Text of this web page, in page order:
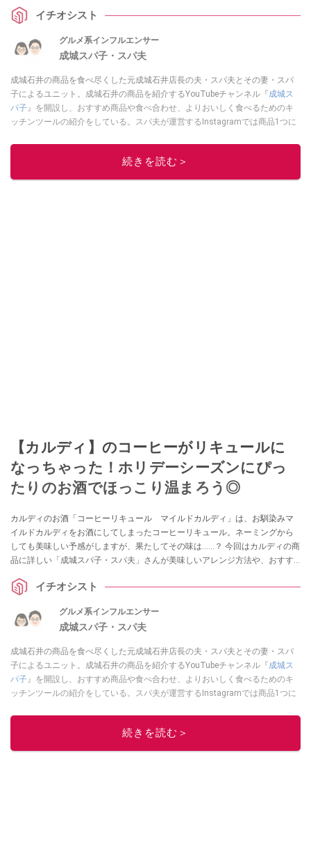
さんが紹介してくれました。
イチオシスト
グルメ系インフルエンサー
成城スパ子・スパ夫
成城石井の商品を食べ尽くした元成城石井店長の夫・スパ夫とその妻・スパ
子によるユニット。成城石井の商品を紹介するYouTubeチャンネル『成城ス
パ子』を開設し、おすすめ商品や食べ合わせ、よりおいしく食べるためのキ
ッチンツールの紹介をしている。スパ夫が運営するInstagramでは商品1つに
ィープな魅力を発信している。
続きを読む＞
【カルディ】のコーヒーがリキュールに
なっちゃった！ホリデーシーズンにぴっ
たりのお酒でほっこり温まろう◎
カルディのお酒「コーヒーリキュール マイルドカルディ」は、お馴染みマ
イルドカルディをお酒にしてしまったコーヒーリキュール。ネーミングから
しても美味しい予感がしますが、果たしてその味は……？ 今回はカルディの商
品に詳しい「成城スパ子・スパ夫」さんが美味しいアレンジ方法や、おすす
ていますので、ぜひ参考にしてみてくださいね。
イチオシスト
グルメ系インフルエンサー
成城スパ子・スパ夫
成城石井の商品を食べ尽くした元成城石井店長の夫・スパ夫とその妻・スパ
子によるユニット。成城石井の商品を紹介するYouTubeチャンネル『成城ス
パ子』を開設し、おすすめ商品や食べ合わせ、よりおいしく食べるためのキ
ッチンツールの紹介をしている。スパ夫が運営するInstagramでは商品1つに
ィープな魅力を発信している。
続きを読む＞